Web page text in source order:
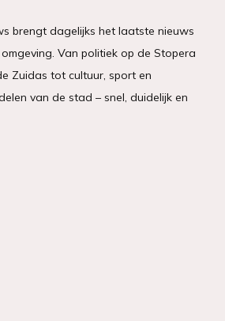
brengt dagelijks het laatste nieuws
Van politiek op de Stopera
Zuidas tot cultuur, sport en
van de stad – snel, duidelijk en